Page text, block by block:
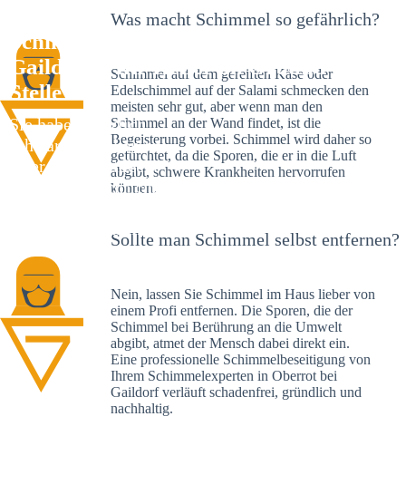
Schimmelexperte in Oberrot bei
Gaildorf – Ihr Helfer an Ort und
Stelle
Sie haben kürzlich
schwarze Flecken an
Ihrer Wand entdeckt?
Schlechte Nachrichten:
Schimmelbefall in
Was macht Schimmel so gefährlich?
Schimmel auf dem gereiften Käse oder
Edelschimmel auf der Salami schmecken den
meisten sehr gut, aber wenn man den
Schimmel an der Wand findet, ist die
Begeisterung vorbei. Schimmel wird daher so
gefürchtet, da die Sporen, die er in die Luft
abgibt, schwere Krankheiten hervorrufen
können.
Sollte man Schimmel selbst entfernen?
Nein, lassen Sie Schimmel im Haus lieber von
einem Profi entfernen. Die Sporen, die der
Schimmel bei Berührung an die Umwelt
abgibt, atmet der Mensch dabei direkt ein.
Eine professionelle Schimmelbeseitigung von
Ihrem Schimmelexperten in Oberrot bei
Gaildorf verläuft schadenfrei, gründlich und
nachhaltig.